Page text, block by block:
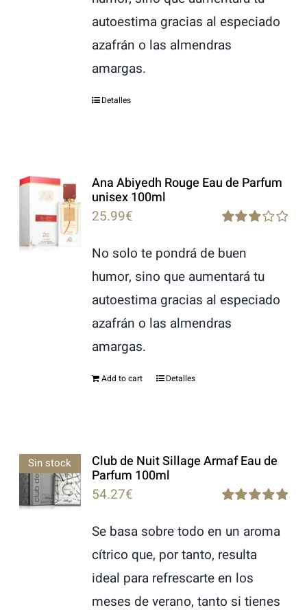
autoestima gracias al especiado
azafrán o las almendras
amargas.
Detalles
Ana Abiyedh Rouge Eau de Parfum
unisex 100ml
3.00
out of 5
25.99€
No solo te pondrá de buen
humor, sino que aumentará tu
autoestima gracias al especiado
azafrán o las almendras
amargas.
Add to cart Detalles
Sin stock Club de Nuit Sillage Armaf Eau de
Parfum 100ml
out of 5
54.27€
Se basa sobre todo en un aroma
cítrico que, por tanto, resulta
ideal para refrescarte en los
meses de verano, tanto si tienes